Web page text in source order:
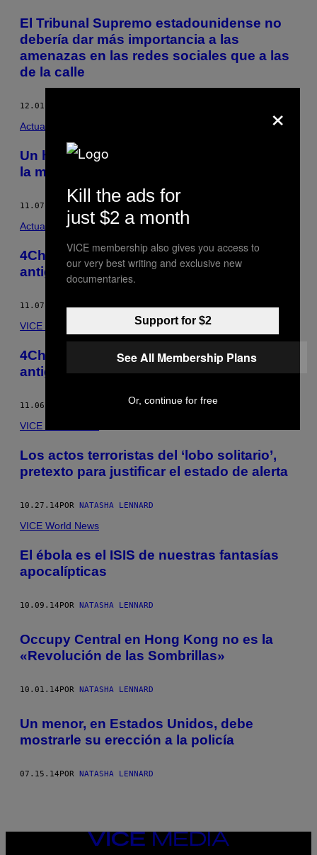
El Tribunal Supremo estadounidense no
debería dar más importancia a las
amenazas en las redes sociales que a las
de la calle
12.01.14
Actualidad
Un hombre publicó en 4Chan imágenes de
la mujer a la que asesinó
11.07.14
Actualidad
4Chan es solo un nuevo medio para las
antiguas formas de comunicar asesinatos
11.07.14 PORNATASHA LENNARD
VICE World News
4Chan es solo un nuevo medio para las
antiguas formas de comunicar asesinatos
11.06.14 NATASHA LENNARD
VICE World News
Los actos terroristas del ‘lobo solitario’,
pretexto para justificar el estado de alerta
10.27.14POR NATASHA LENNARD
VICE World News
El ébola es el ISIS de nuestras fantasías
apocalípticas
10.09.14POR NATASHA LENNARD
Occupy Central en Hong Kong no es la
«Revolución de las Sombrillas»
10.01.14POR NATASHA LENNARD
Un menor, en Estados Unidos, debe
mostrarle su erección a la policía
07.15.14POR NATASHA LENNARD
VICE
MEDIA
×
Kill the ads for
just $2 a month
VICE membership also gives you access to
our very best writing and exclusive new
documentaries.
Support for $2
See All Membership Plans
Or, continue for free